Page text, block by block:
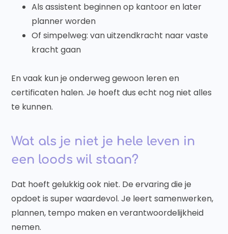
Als assistent beginnen op kantoor en later
planner worden
Of simpelweg: van uitzendkracht naar vaste
kracht gaan
En vaak kun je onderweg gewoon leren en
certificaten halen. Je hoeft dus echt nog niet alles
te kunnen.
Wat als je niet je hele leven in
een loods wil staan?
Dat hoeft gelukkig ook niet. De ervaring die je
opdoet is super waardevol. Je leert samenwerken,
plannen, tempo maken en verantwoordelijkheid
nemen.